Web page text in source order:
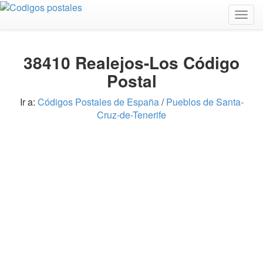
38410 Realejos-Los Código
Postal
Ir a: Códigos Postales de España/Pueblos de Santa-
Cruz-de-Tenerife